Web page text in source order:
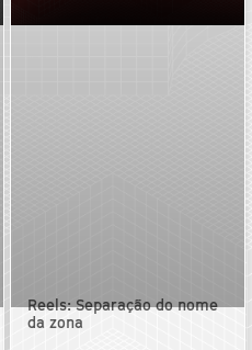
Reels: Separação do nome
da zona